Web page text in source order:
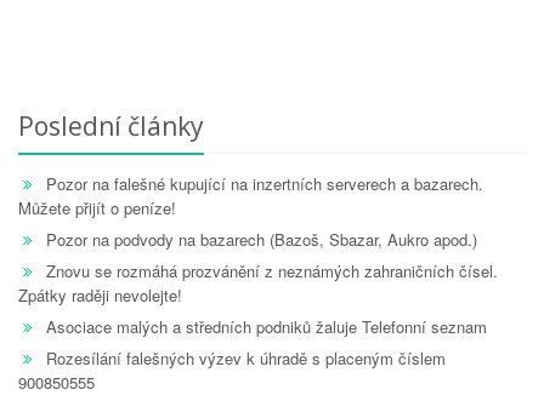
Poslední články
Pozor na falešné kupující na inzertních serverech a bazarech.
Můžete přijít o peníze!
Pozor na podvody na bazarech (Bazoš, Sbazar, Aukro apod.)
Znovu se rozmáhá prozvánění z neznámých zahraničních čísel.
Zpátky raději nevolejte!
Asociace malých a středních podniků žaluje Telefonní seznam
Rozesílání falešných výzev k úhradě s placeným číslem
900850555